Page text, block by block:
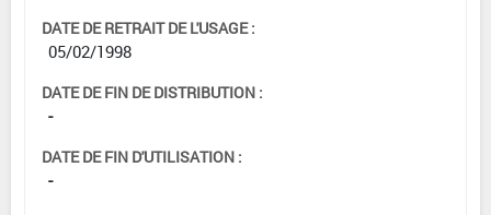
DATE DE RETRAIT DE L'USAGE :
05/02/1998
DATE DE FIN DE DISTRIBUTION :
-
DATE DE FIN D'UTILISATION :
-